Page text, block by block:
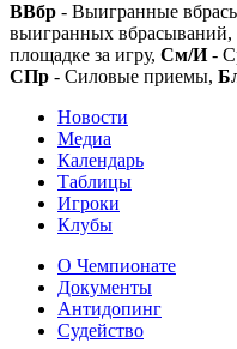
ВВбр - Выигранные
выигранных вбрасываний,
площадке за игру, См/И-
СПр - Силовые приемы,
Новости
Медиа
Календарь
Таблицы
Игроки
Клубы
О Чемпионате
Документы
Антидопинг
Судейство